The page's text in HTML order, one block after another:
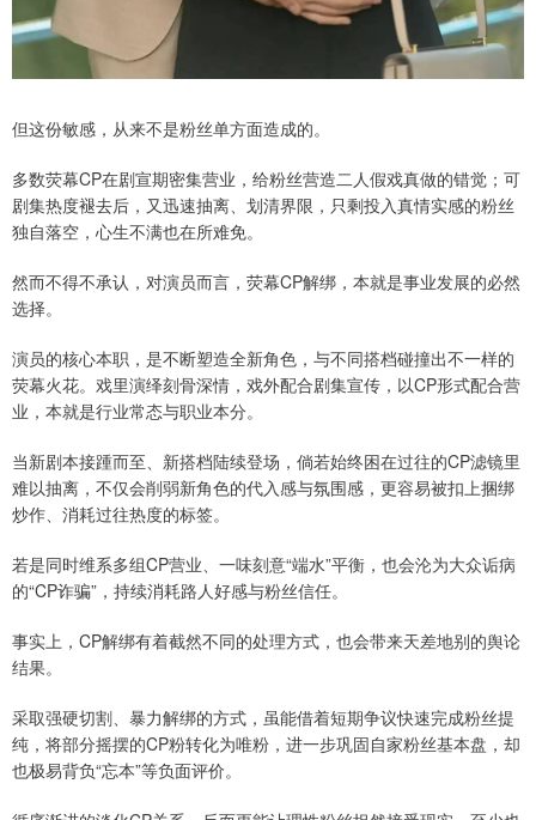
但这份敏感，从来不是粉丝单方面造成的。
多数荧幕CP在剧宣期密集营业，给粉丝营造二人假戏真做的错觉；可
剧集热度褪去后，又迅速抽离、划清界限，只剩投入真情实感的粉丝
独自落空，心生不满也在所难免。
然而不得不承认，对演员而言，荧幕CP解绑，本就是事业发展的必然
选择。
演员的核心本职，是不断塑造全新角色，与不同搭档碰撞出不一样的
荧幕火花。戏里演绎刻骨深情，戏外配合剧集宣传，以CP形式配合营
业，本就是行业常态与职业本分。
当新剧本接踵而至、新搭档陆续登场，倘若始终困在过往的CP滤镜里
难以抽离，不仅会削弱新角色的代入感与氛围感，更容易被扣上捆绑
炒作、消耗过往热度的标签。
若是同时维系多组CP营业、一味刻意“端水”平衡，也会沦为大众诟病
的“CP诈骗”，持续消耗路人好感与粉丝信任。
事实上，CP解绑有着截然不同的处理方式，也会带来天差地别的舆论
结果。
采取强硬切割、暴力解绑的方式，虽能借着短期争议快速完成粉丝提
纯，将部分摇摆的CP粉转化为唯粉，进一步巩固自家粉丝基本盘，却
也极易背负“忘本”等负面评价。